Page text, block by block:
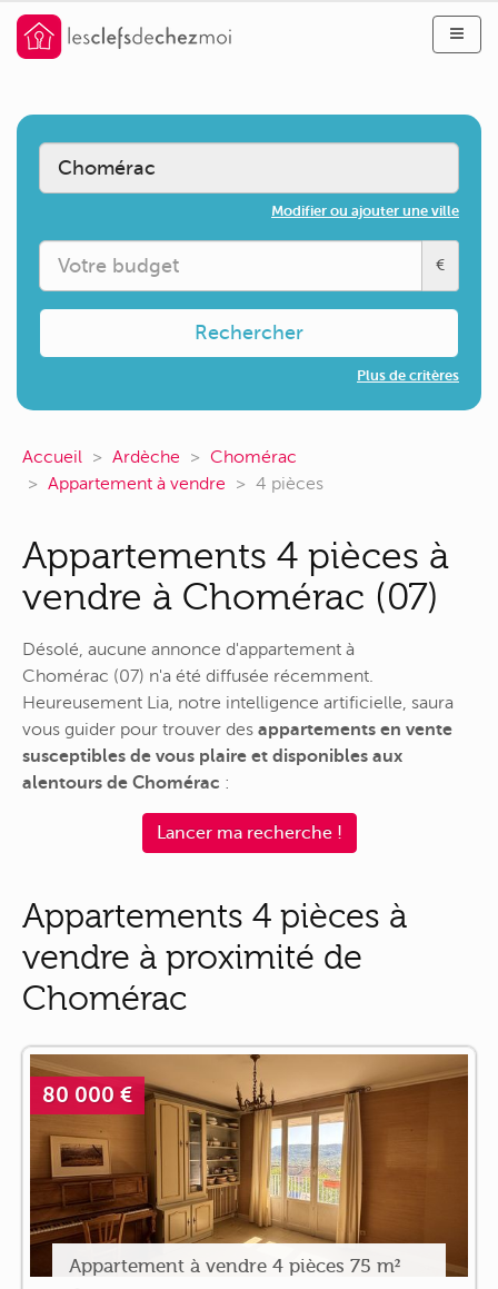
Modifier ou ajouter une ville
€
Rechercher
Plus de critères
Accueil Ardèche
Chomérac
Appartement à vendre
4 pièces
Appartements 4 pièces à
vendre à Chomérac (07)
Désolé, aucune annonce d'appartement à
Chomérac (07) n'a été diffusée récemment.
Heureusement Lia, notre intelligence artificielle, saura
vous guider pour trouver des appartements en vente
susceptibles de vous plaire et disponibles aux
alentours de Chomérac :
Lancer ma recherche !
Appartements 4 pièces à
vendre à proximité de
Chomérac
80 000 €
Appartement à vendre 4 pièces 75 m²